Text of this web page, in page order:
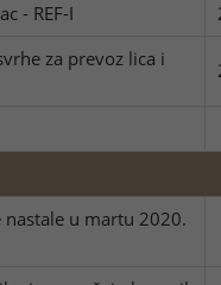
- REF-I
za prevoz lica i
nastale u martu 2020.